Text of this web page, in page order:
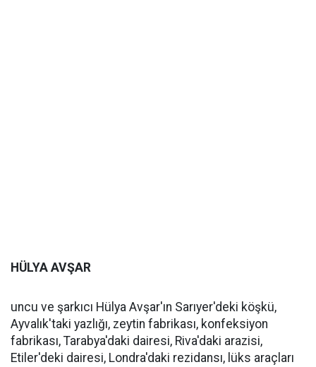
HÜLYA AVŞAR
uncu ve şarkıcı Hülya Avşar'ın Sarıyer'deki köşkü,
Ayvalık'taki yazlığı, zeytin fabrikası, konfeksiyon
fabrikası, Tarabya'daki dairesi, Riva'daki arazisi,
Etiler'deki dairesi, Londra'daki rezidansı, lüks araçları